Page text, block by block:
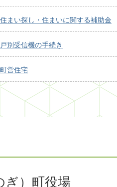
住まい探し・住まいに関する補助金
戸別受信機の手続き
町営住宅
ぎ）町役場